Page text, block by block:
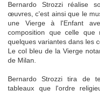
Bernardo Strozzi réalise
œuvres, c'est ainsi que le
une Vierge à l'Enfant
composition que celle que
quelques variantes dans les
Le col bleu de la Vierge
de Milan.
Bernardo Strozzi tira de
tableaux que l'ordre